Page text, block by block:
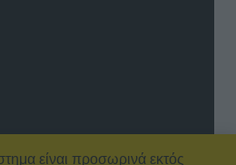
είναι προσωρινά εκτός